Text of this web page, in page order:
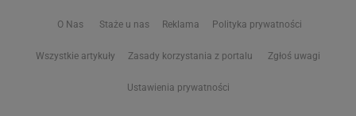
O Nas Staże u nas Reklama Polityka prywatności
Wszystkie artykuły Zasady korzystania z portalu Zgłoś uwagi
Ustawienia prywatności